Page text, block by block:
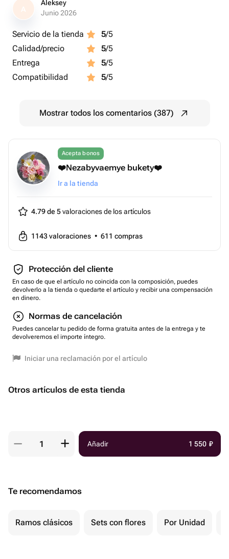
A
Aleksey
Junio 2026
Servicio de la tienda 5/5
Calidad/precio
5/5
Entrega
5/5
Compatibilidad
5/5
Mostrar todos los comentarios (387)
Acepta bonos
❤️Nezabyvaemye bukety❤️
Ir a la tienda
4.79 de 5valoraciones de los artículos
1143valoraciones • 611 compras
Protección del cliente
En caso de que el artículo no coincida con la composición, puedes
devolverlo a la tienda o quedarte el artículo y recibir una compensación
en dinero.
Normas de cancelación
Puedes cancelar tu pedido de forma gratuita antes de la entrega y te
devolveremos el importe íntegro.
Iniciar una reclamación por el artículo
Otros artículos de esta tienda
Añadir 1 550 ₽
Te recomendamos
Ramos clásicos Sets con flores Por Unidad